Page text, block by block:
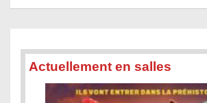
Actuellement en salles